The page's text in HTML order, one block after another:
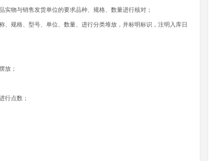
物与销售发货单位的要求品种、规格、数量进行核对；
、规格、型号、单位、数量、进行分类堆放，并标明标识，注明入库日
放；
行点数；